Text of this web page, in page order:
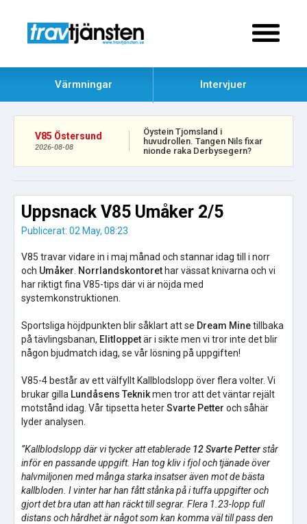
Värmningar Intervjuer
V85 Östersund
2026-08-08
Öystein Tjomsland i
huvudrollen. Tangen Nils fixar
nionde raka Derbysegern?
Uppsnack V85 Umåker 2/5
Publicerat: 02 May, 08:23
V85 travar vidare in i maj månad och stannar idag till i norr
och Umåker Norrlandskontoret har vässat knivarna och vi
har riktigt fina V85-tips där vi är nöjda med
systemkonstruktionen.
Sportsliga höjdpunkten blir såklart att se Dream Minetillbaka
på tävlingsbanan, Elitloppetär i sikte men vi tror inte det blir
någon bjudmatch idag, se vår lösning på uppgiften!
V85-4 består av ett välfyllt Kallblodslopp över flera volter. Vi
brukar gilla Lundåsens Teknikmen tror att det väntar rejält
motstånd idag. Vår tipsetta heterSvarte Petter och såhär
lyder analysen.
”Kallblodslopp där vi tycker att etablerade 12 Svarte Petterstår
inför en passande uppgift. Han tog kliv i fjol och tjänade över
halvmiljonen med många starka insatser även mot de bästa
kallbloden. I vinter har han fått stånka på i tuffa uppgifter och
gjort det bra utan att han räckt till segrar. Flera 1.23-lopp full
distans och hårdhet är något som kan komma väl till pass den